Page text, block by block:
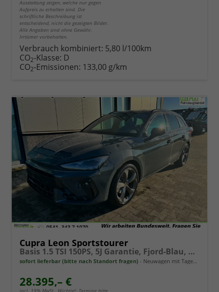
Ausstattung zeigen, welche nur gegen
Aufpreis zu erhalten sind. Die
schriftliche Beschreibung ist
entscheidend, nicht die gezeigten Bilder.
Alle Angaben sind ohne Gewähr.
Irrtümer vorbehalten.
Verbrauch kombiniert: 5,80 l/100km
CO2-Klasse: D
CO2-Emissionen: 133,00 g/km
Cupra Leon Sportstourer
Basis 1.5 TSI 150PS, 5J Garantie, Fjord-Blau, ANHÄNGERKUPPLUNG, EDGE-PAKET (KEYLESS, ALARM, RÜCKFAHRKAMERA), SCHALENSITZE / FAHRERSITZ ELEKTRISCH, SITZHEIZUNG, 18" ALU, ELEKTR. HECKKLAPPE, 3Z-Climatronic, ACC, Full Link, Parksensoren v/h, Privacy-Glas
sofort lieferbar (bitte nach Standort fragen) Neuwagen mit Tageszulassung
28.395,– €
incl. 19% MwSt.. Wichtig!: Termine bitte